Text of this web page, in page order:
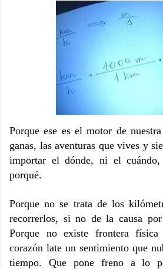
Porque ese es el motor de
ganas, las aventuras que vives y
importar el dónde, ni el
porqué.
Porque no se trata de los
recorrerlos, si no de la causa
Porque no existe frontera
corazón late un sentimiento que
tiempo. Que pone freno a lo